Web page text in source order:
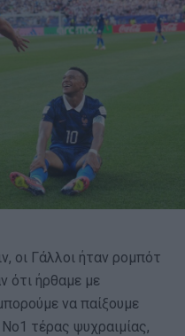
οι Γάλλοι ήταν ρομπότ
ότι ήρθαμε με
να παίξουμε
τέρας ψυχραιμίας,